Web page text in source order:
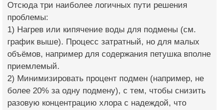
Отсюда три наиболее логичных пути решения
проблемы:
1) Нагрев или кипячение воды для подмены (см.
график выше). Процесс затратный, но для малых
объёмов, например для содержания петушка вполне
приемлемый.
2) Минимизировать процент подмен (например, не
более 20% за одну подмену), с тем, чтобы снизить
разовую концентрацию хлора с надеждой, что